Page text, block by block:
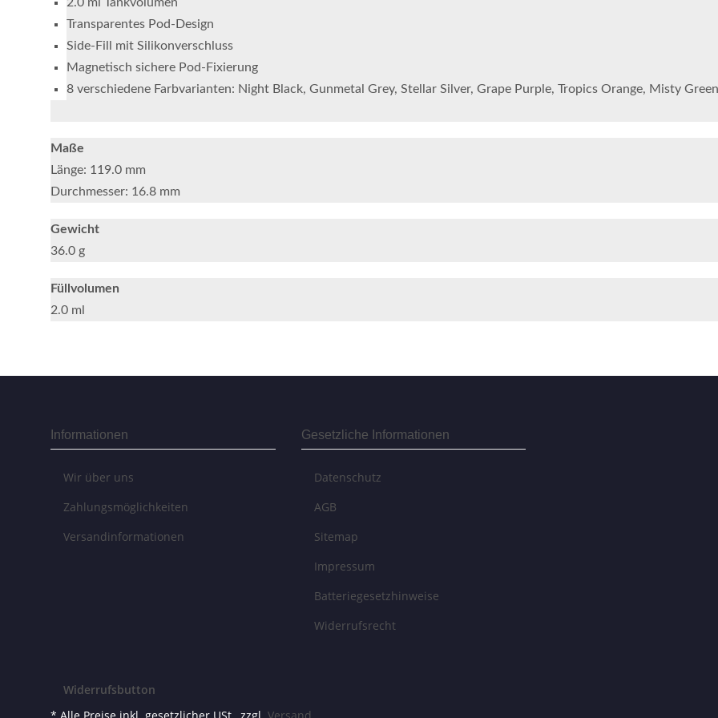
2.0 ml Tankvolumen
Transparentes Pod-Design
Side-Fill mit Silikonverschluss
Magnetisch sichere Pod-Fixierung
8 verschiedene Farbvarianten: Night Black, Gunmetal Grey, Stellar Silver, Grape Purple, Tropics Orange, Misty
Maße
Länge: 119.0 mm
Durchmesser: 16.8 mm
Gewicht
36.0 g
Füllvolumen
2.0 ml
Informationen
Wir über uns
Zahlungsmöglichkeiten
Versandinformationen
Gesetzliche Informationen
Datenschutz
AGB
Sitemap
Impressum
Batteriegesetzhinweise
Widerrufsrecht
Widerrufsbutton